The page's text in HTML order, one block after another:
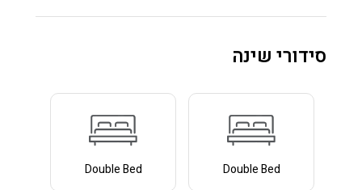
סידורי שינה
Double Bed
Double Bed